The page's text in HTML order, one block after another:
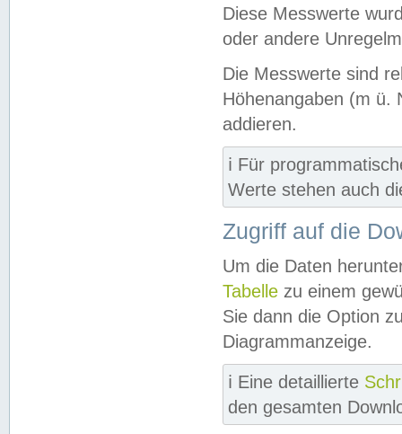
Diese Messwerte
oder andere
Die Messwerte sind
Höhenangaben (m ü.
addieren.
ℹ️ Für
Werte stehen auch
Zugriff auf die
Um die Daten
Tabelle zu einem
Sie dann die Option
Diagrammanzeige.
ℹ️ Eine detaillierte
den gesamten